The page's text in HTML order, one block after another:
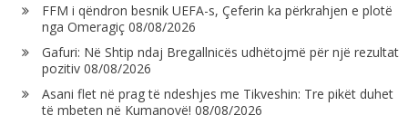
FFM i qëndron besnik UEFA-s, Çeferin ka përkrahjen e plotë
nga Omeragiç 08/08/2026
Gafuri: Në Shtip ndaj Bregallnicës udhëtojmë për një rezultat
pozitiv 08/08/2026
Asani flet në prag të ndeshjes me Tikveshin: Tre pikët duhet
të mbeten në Kumanovë! 08/08/2026